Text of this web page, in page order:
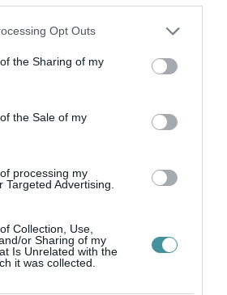
app uses one or more Google
or usage behaviour. You may click to
to Google and its third-party tags to
specified purposes in below Google
Opt Outs
the Sharing of my
the Sale of my
processing my
Targeted Advertising.
Collection, Use,
or Sharing of my
Is Unrelated with the
it was collected.
a Hoka kínálatában számos
található, amelyek eltérő
Például egyes
vagy túrázáshoz
célra is tervezed
benne, hogy a Hoka-
- pontosabban cipőkben